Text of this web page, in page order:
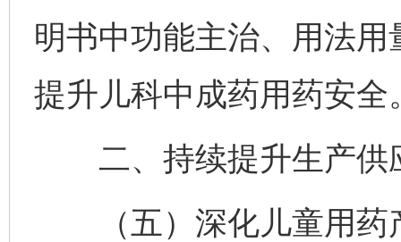
明书中功能主治、用法
提升儿科中成药用药安全
二、持续提升生产供
（五）深化儿童用药